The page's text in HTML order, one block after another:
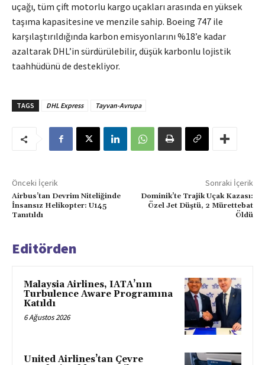
uçağı, tüm çift motorlu kargo uçakları arasında en yüksek
taşıma kapasitesine ve menzile sahip. Boeing 747 ile
karşılaştırıldığında karbon emisyonlarını %18’e kadar
azaltarak DHL’in sürdürülebilir, düşük karbonlu lojistik
taahhüdünü de destekliyor.
TAGS DHL Express Tayvan-Avrupa
Önceki İçerik
Airbus’tan Devrim Niteliğinde
İnsansız Helikopter: U145
Tanıtıldı
Sonraki İçerik
Dominik’te Trajik Uçak Kazası:
Özel Jet Düştü, 2 Mürettebat
Öldü
Editörden
Malaysia Airlines, IATA’nın
Turbulence Aware Programına
Katıldı
6 Ağustos 2026
United Airlines’tan Çevre